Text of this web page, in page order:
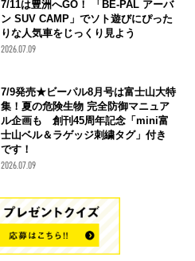
7/11は豊洲へGO！ 「BE-PAL アーバ
ン SUV CAMP」でソト遊びにぴった
りな人気車をじっくり見よう
2026.07.09
7/9発売★ビーパル8月号は富士山大特
集！夏の危険生物 完全防御マニュア
ル企画も 創刊45周年記念「mini富
士山ベル＆ラゲッジ刺繍タグ」付き
です！
2026.07.09